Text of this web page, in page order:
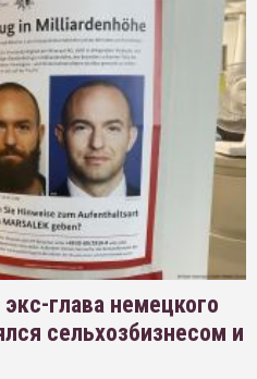
глава немецкого
сельхозбизнесом и